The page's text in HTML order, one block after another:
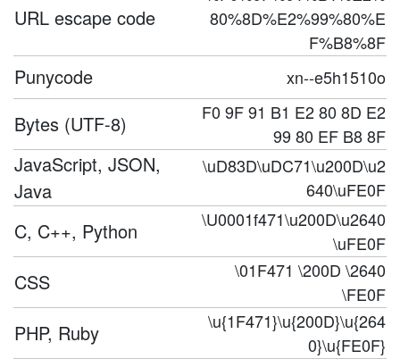
URL escape code
80%8D%E2%99%80%E
F%B8%8F
Punycode xn--e5h1510o
Bytes (UTF-8)
F0 9F 91 B1 E2 80 8D E2
99 80 EF B8 8F
JavaScript, JSON,
Java
\uD83D\uDC71\u200D\u2
640\uFE0F
C, C++, Python
\U0001f471\u200D\u2640
\uFE0F
CSS
\01F471 \200D \2640
\FE0F
PHP, Ruby
\u{1F471}\u{200D}\u{264
0}\u{FE0F}